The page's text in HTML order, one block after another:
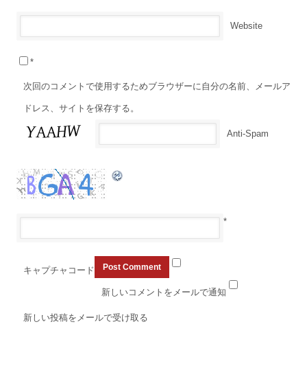
Website
次回のコメントで使用するためブラウザーに自分の名前、メールア
ドレス、サイトを保存する。
Anti-Spam
*
キャプチャコード
*
新しいコメントをメールで通知
新しい投稿をメールで受け取る